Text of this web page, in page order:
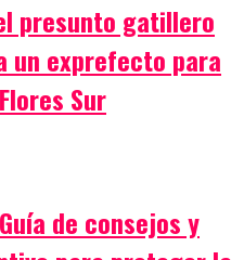
presunto gatillero
un exprefecto para
Sur
de consejos y